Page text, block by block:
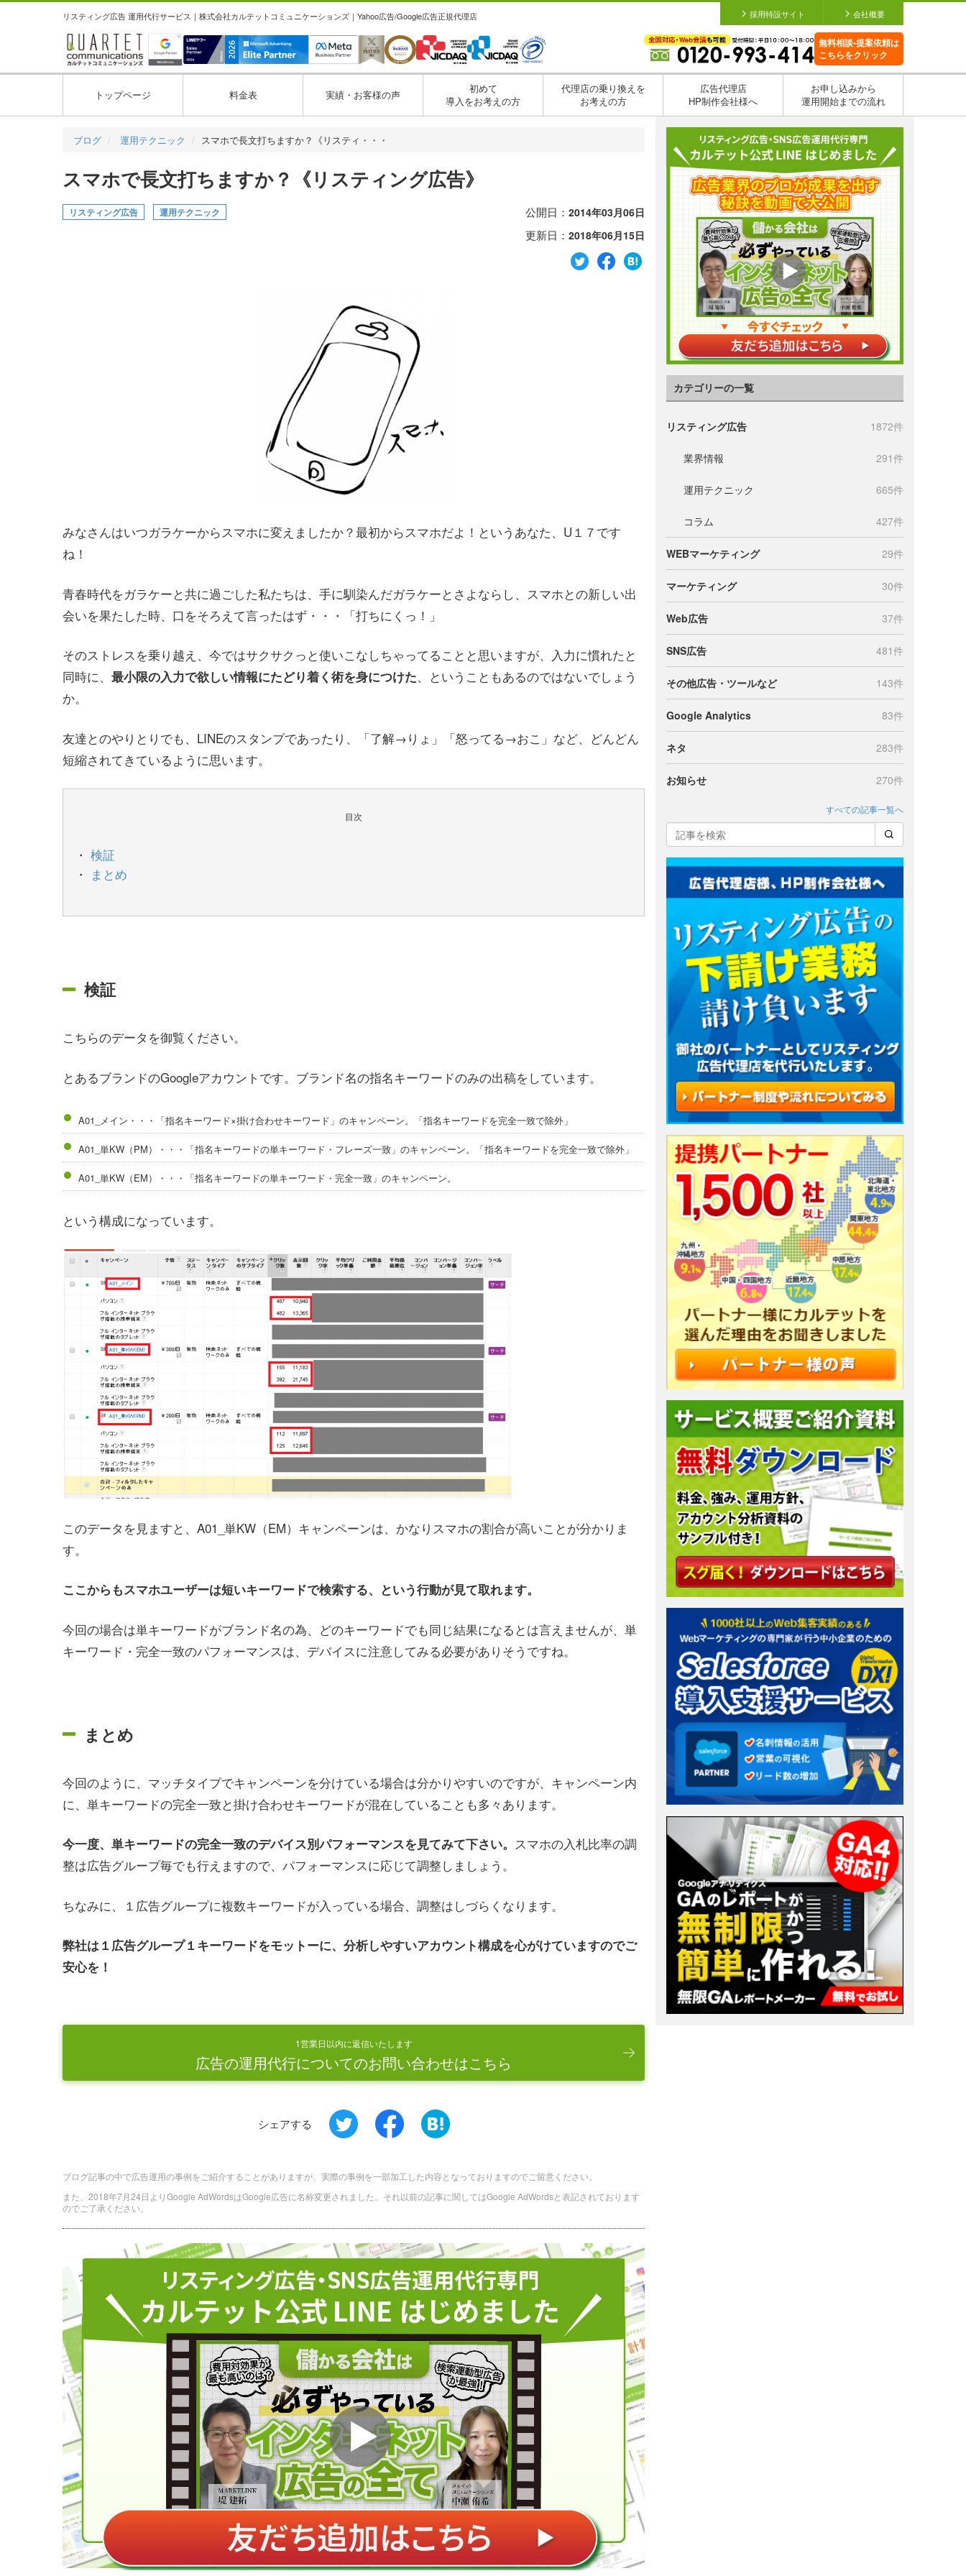
リスティング広告 運用代行サービス｜株式会社カルテットコミュニケーションズ｜Yahoo広告/Google広告正規代理店 採用特設サイト 会社概要
無料相談•提案依頼は
こちらをクリック
トップページ 料金表 実績・お客様の声
初めて
導入をお考えの方
代理店の乗り換えを
お考えの方
広告代理店
HP制作会社様へ
お申し込みから
運用開始までの流れ
ブログ 運用テクニック スマホで長文打ちますか？《リスティ・・・
スマホで長文打ちますか？《リスティング広告》
リスティング広告 運用テクニック 公開日： 2014年03月06日
更新日： 2018年06月15日
みなさんはいつガラケーからスマホに変えましたか？最初からスマホだよ！というあなた、U１７です
ね！
青春時代をガラケーと共に過ごした私たちは、手に馴染んだガラケーとさよならし、スマホとの新しい出
会いを果たした時、口をそろえて言ったはず・・・「打ちにくっ！」
そのストレスを乗り越え、今ではサクサクっと使いこなしちゃってることと思いますが、入力に慣れたと
同時に、 最小限の入力で欲しい情報にたどり着く術を身につけた、ということもあるのではないでしょう
か。
友達とのやりとりでも、LINEのスタンプであったり、「了解→りょ」「怒ってる→おこ」など、どんどん
短縮されてきているように思います。
目次
検証
まとめ
検証
こちらのデータを御覧ください。
とあるブランドのGoogleアカウントです。ブランド名の指名キーワードのみの出稿をしています。
A01_メイン・・・「指名キーワード×掛け合わせキーワード」のキャンペーン。「指名キーワードを完全一致で除外」
A01_単KW（PM）・・・「指名キーワードの単キーワード・フレーズ一致」のキャンペーン。「指名キーワードを完全一致で除外」
A01_単KW（EM）・・・「指名キーワードの単キーワード・完全一致」のキャンペーン。
という構成になっています。
このデータを見ますと、A01_単KW（EM）キャンペーンは、かなりスマホの割合が高いことが分かりま
す。
ここからもスマホユーザーは短いキーワードで検索する、という行動が見て取れます。
今回の場合は単キーワードがブランド名の為、どのキーワードでも同じ結果になるとは言えませんが、単
キーワード・完全一致のパフォーマンスは、デバイスに注意してみる必要がありそうですね。
まとめ
今回のように、マッチタイプでキャンペーンを分けている場合は分かりやすいのですが、キャンペーン内
に、単キーワードの完全一致と掛け合わせキーワードが混在していることも多々あります。
今一度、単キーワードの完全一致のデバイス別パフォーマンスを見てみて下さい。 スマホの入札比率の調
整は広告グループ毎でも行えますので、パフォーマンスに応じて調整しましょう。
ちなみに、１広告グループに複数キーワードが入っている場合、調整はしづらくなります。
弊社は１広告グループ１キーワードをモットーに、分析しやすいアカウント構成を心がけていますのでご
安心を！
1営業日以内に返信いたします
広告の運用代行についてのお問い合わせはこちら
シェアする
ブログ記事の中で広告運用の事例をご紹介することがありますが、実際の事例を一部加工した内容となっておりますのでご留意ください。
また、2018年7月24日よりGoogle AdWordsはGoogle広告に名称変更されました。それ以前の記事に関してはGoogle AdWordsと表記されております
のでご了承ください。
カテゴリーの一覧
リスティング広告 1872件
業界情報 291件
運用テクニック 665件
コラム 427件
WEBマーケティング 29件
マーケティング 30件
Web広告 37件
SNS広告 481件
その他広告・ツールなど 143件
Google Analytics 83件
ネタ 283件
お知らせ 270件
すべての記事一覧へ